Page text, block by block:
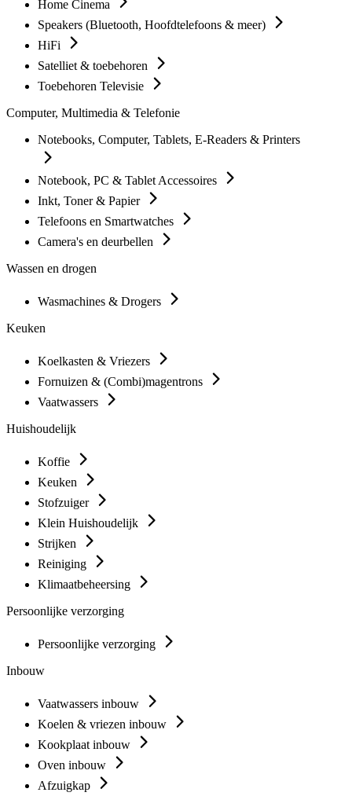
Home Cinema
Speakers (Bluetooth, Hoofdtelefoons & meer)
HiFi
Satelliet & toebehoren
Toebehoren Televisie
Computer, Multimedia & Telefonie
Notebooks, Computer, Tablets, E-Readers & Printers
Notebook, PC & Tablet Accessoires
Inkt, Toner & Papier
Telefoons en Smartwatches
Camera's en deurbellen
Wassen en drogen
Wasmachines & Drogers
Keuken
Koelkasten & Vriezers
Fornuizen & (Combi)magentrons
Vaatwassers
Huishoudelijk
Koffie
Keuken
Stofzuiger
Klein Huishoudelijk
Strijken
Reiniging
Klimaatbeheersing
Persoonlijke verzorging
Persoonlijke verzorging
Inbouw
Vaatwassers inbouw
Koelen & vriezen inbouw
Kookplaat inbouw
Oven inbouw
Afzuigkap